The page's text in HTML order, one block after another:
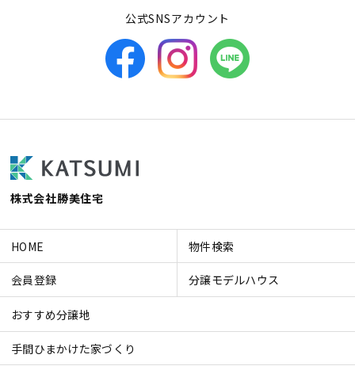
公式SNSアカウント
株式会社勝美住宅
HOME 物件検索
会員登録 分譲モデルハウス
おすすめ分譲地
手間ひまかけた家づくり